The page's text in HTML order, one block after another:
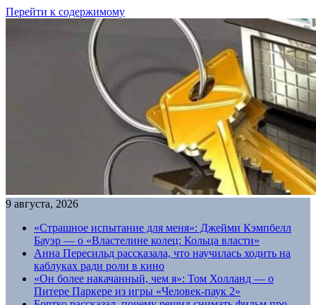
Перейти к содержимому
9 августа, 2026
«Страшное испытание для меня»: Джейми Кэмпбелл
Бауэр — о «Властелине колец: Кольца власти»
Анна Пересильд рассказала, что научилась ходить на
каблуках ради роли в кино
«Он более накачанный, чем я»: Том Холланд — о
Питере Паркере из игры «Человек-паук 2»